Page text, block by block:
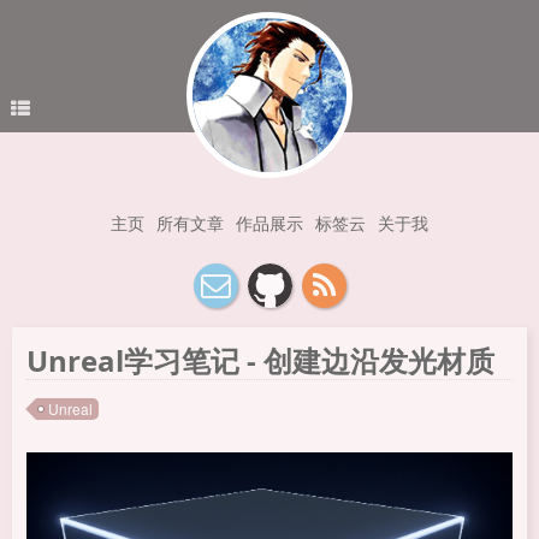
主页 所有文章 作品展示 标签云 关于我
Unreal学习笔记 - 创建边沿发光材质
Unreal